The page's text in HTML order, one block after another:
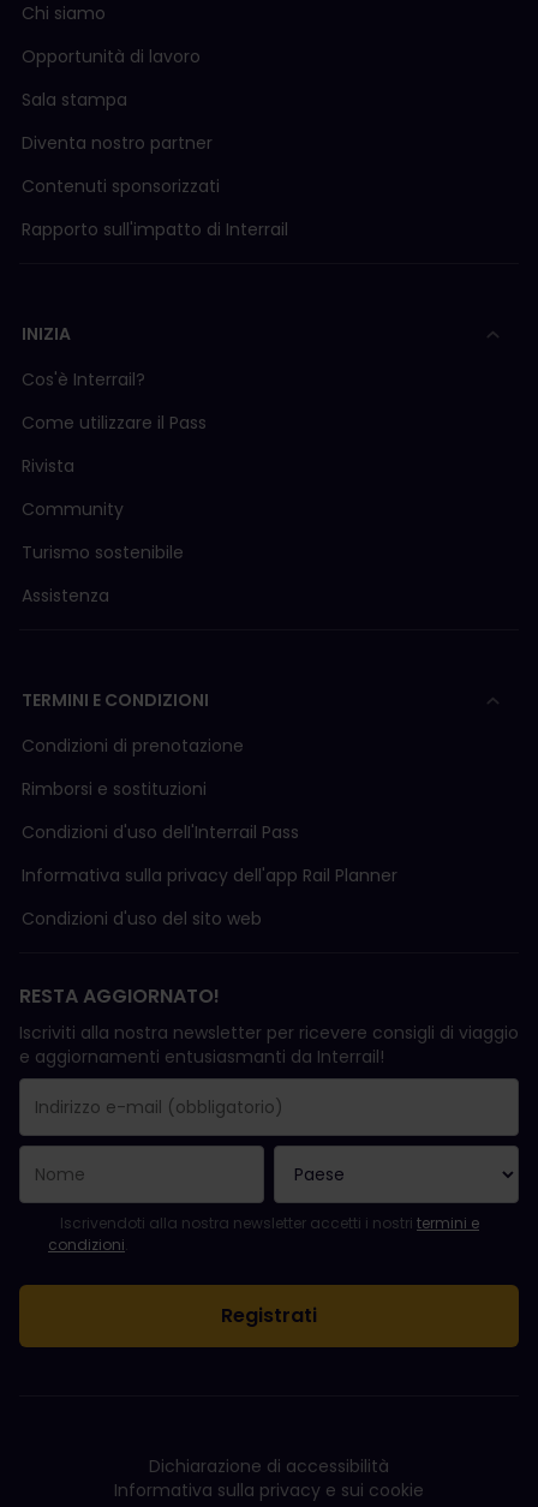
Chi siamo
Opportunità di lavoro
Sala stampa
Diventa nostro partner
Contenuti sponsorizzati
Rapporto sull'impatto di Interrail
INIZIA
Cos'è Interrail?
Come utilizzare il Pass
Rivista
Community
Turismo sostenibile
Assistenza
TERMINI E CONDIZIONI
Condizioni di prenotazione
Rimborsi e sostituzioni
Condizioni d'uso delI'Interrail Pass
Informativa sulla privacy dell'app Rail Planner
Condizioni d'uso del sito web
RESTA AGGIORNATO!
Iscriviti alla nostra newsletter per ricevere consigli di viaggio
e aggiornamenti entusiasmanti da Interrail!
La registrazione è avvenuta con successo.
Il campo "Indirizzo e-mail" è obbligatorio.
L'indirizzo e-mail non è valido.
Si è verificato un errore durante l'iscrizione alla newsletter.
Sei già iscritto a questa newsletter!
Per iscriversi alla newsletter, accettare i termini e le condizioni.
Iscrivendoti alla nostra newsletter accetti i nostri termini e
condizioni.
Dichiarazione di accessibilità
Informativa sulla privacy e sui cookie